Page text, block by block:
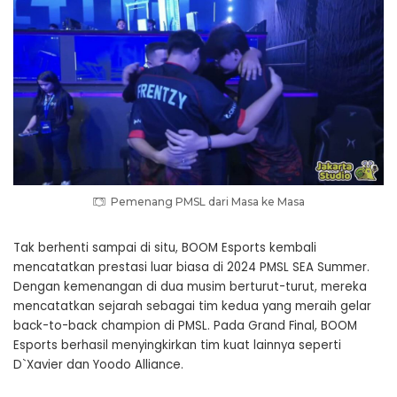
Pemenang PMSL dari Masa ke Masa
Tak berhenti sampai di situ, BOOM Esports kembali
mencatatkan prestasi luar biasa di 2024 PMSL SEA Summer.
Dengan kemenangan di dua musim berturut-turut, mereka
mencatatkan sejarah sebagai tim kedua yang meraih gelar
back-to-back champion di PMSL. Pada Grand Final, BOOM
Esports berhasil menyingkirkan tim kuat lainnya seperti
D`Xavier dan Yoodo Alliance.